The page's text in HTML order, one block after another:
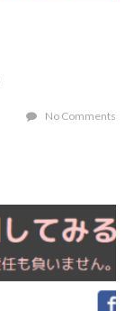
No Comments